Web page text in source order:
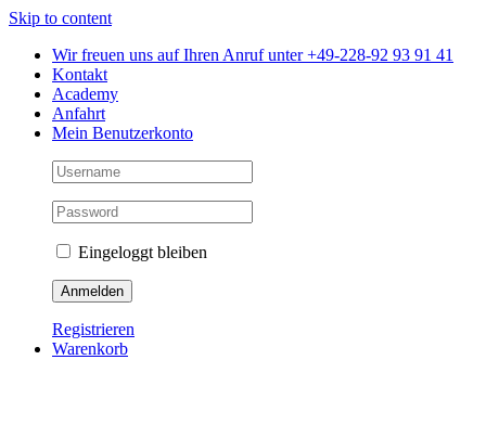
Skip to content
Wir freuen uns auf Ihren Anruf unter +49-228-92 93 91 41
Kontakt
Academy
Anfahrt
Mein Benutzerkonto
Eingeloggt bleiben
Registrieren
Warenkorb